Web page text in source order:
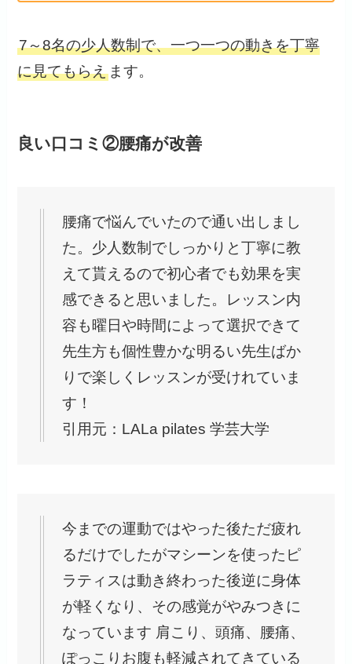
7～8名の少人数制で、一つ一つの動きを丁寧
に見てもらえ ます。
良い口コミ②腰痛が改善
腰痛で悩んでいたので通い出しまし
た。少人数制でしっかりと丁寧に教
えて貰えるので初心者でも効果を実
感できると思いました。レッスン内
容も曜日や時間によって選択できて
先生方も個性豊かな明るい先生ばか
りで楽しくレッスンが受けれていま
す！
引用元：LALa pilates 学芸大学
今までの運動ではやった後ただ疲れ
るだけでしたがマシーンを使ったピ
ラティスは動き終わった後逆に身体
が軽くなり、その感覚がやみつきに
なっています 肩こり、頭痛、腰痛、
ぽっこりお腹も軽減されてきている